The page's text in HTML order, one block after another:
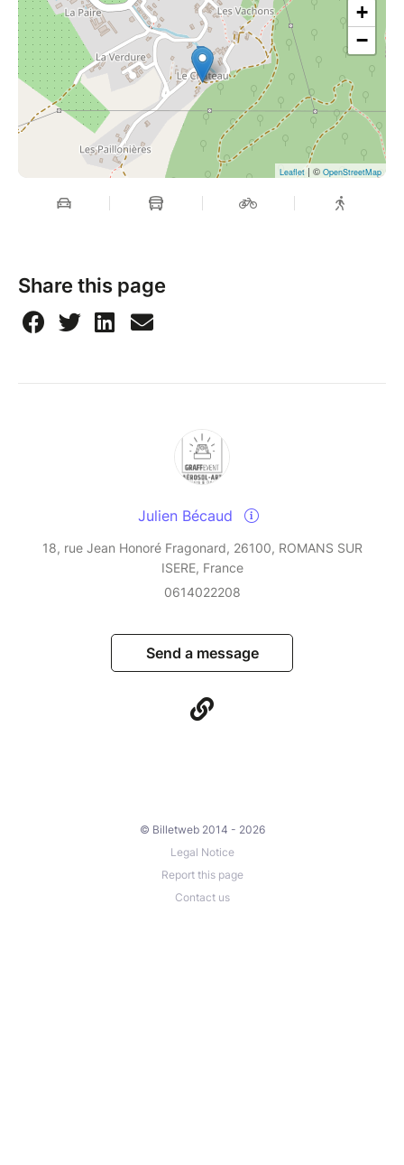
+
−
Leaflet| © OpenStreetMap
Share this page
Julien Bécaud
18, rue Jean Honoré Fragonard, 26100, ROMANS SUR
ISERE, France
0614022208
Send a message
© Billetweb 2014 - 2026
Legal Notice
Report this page
Contact us